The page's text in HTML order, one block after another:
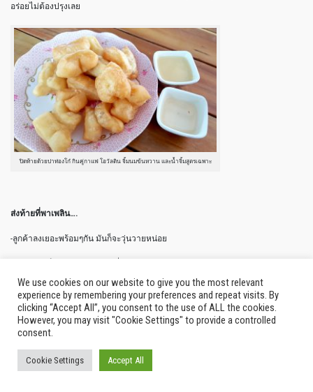
อร่อยไม่ต้องปรุงเลย
ปิดท้ายด้วยปาท่องโก๋ กินคู่กาแฟ โอวัลติน จิ้มนมข้นหวาน และน้ำจิ้มสูตรเฉพาะ
ส่งท้ายที่พาเพลิน….
-ลูกค้าลงเยอะพร้อมๆกัน มันก็จะวุ่นวายหน่อย
-เตรียมผ้าเช็ดตัว สบู่ ยาสีฟัน แปรงสีฟัน มาเองนะจ๊ะ เพราะให้บริการแบบโฮมสเตย์
ไม่ใช่รีสอร์ทจ้า
-พนักงานหน้าโหดโหมดมุ้งมิ้ง คือแทบทุกคนจะมีหนวด หน้าตาเหมือนโจรใต้ แต่
บริการดีจริงๆ ใจดีมาก อยากได้อะไรหาให้หมด เอามังคุดกลับมากินที่ห้องตอนกลาง
คืนยังได้
We use cookies on our website to give you the most relevant
experience by remembering your preferences and repeat visits. By
clicking “Accept All”, you consent to the use of ALL the cookies.
However, you may visit "Cookie Settings" to provide a controlled
consent.
Cookie Settings Accept All